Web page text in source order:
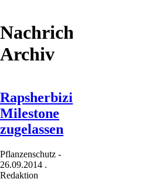
Nachrichten
Archiv
Rapsherbizid
Milestone
zugelassen
Pflanzenschutz -
26.09.2014 .
Redaktion